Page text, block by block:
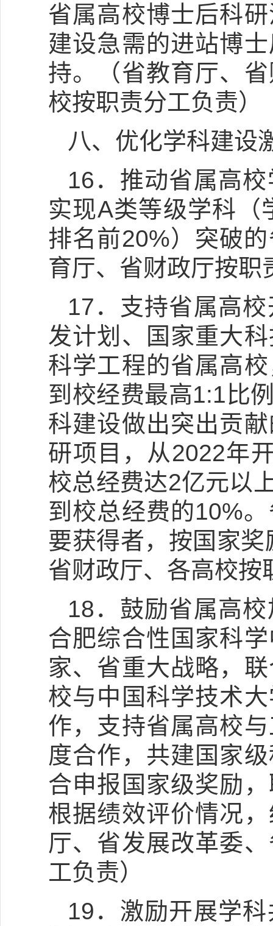
省属高校博士后科
建设急需的进站博
持。（省教育厅、
校按职责分工负责）
八、优化学科建设
16．推动省属高
实现A类等级学科（
排名前20%）突破
育厅、省财政厅按职
17．支持省属高
发计划、国家重大
科学工程的省属高
到校经费最高1:1比
科建设做出突出贡
研项目，从2022年
校总经费达2亿元以
到校总经费的10%
要获得者，按国家
省财政厅、各高校按
18．鼓励省属高
合肥综合性国家科
家、省重大战略，
校与中国科学技术
作，支持省属高校
度合作，共建国家
合申报国家级奖励
根据绩效评价情况
厅、省发展改革委
工负责）
19．激励开展学